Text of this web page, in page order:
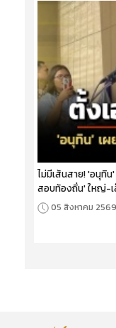
ไม่มีเส้นสาย! 'อนุทิ
สอบท้องถิ่น' ใหญ่-
05 สิงหาคม 2569